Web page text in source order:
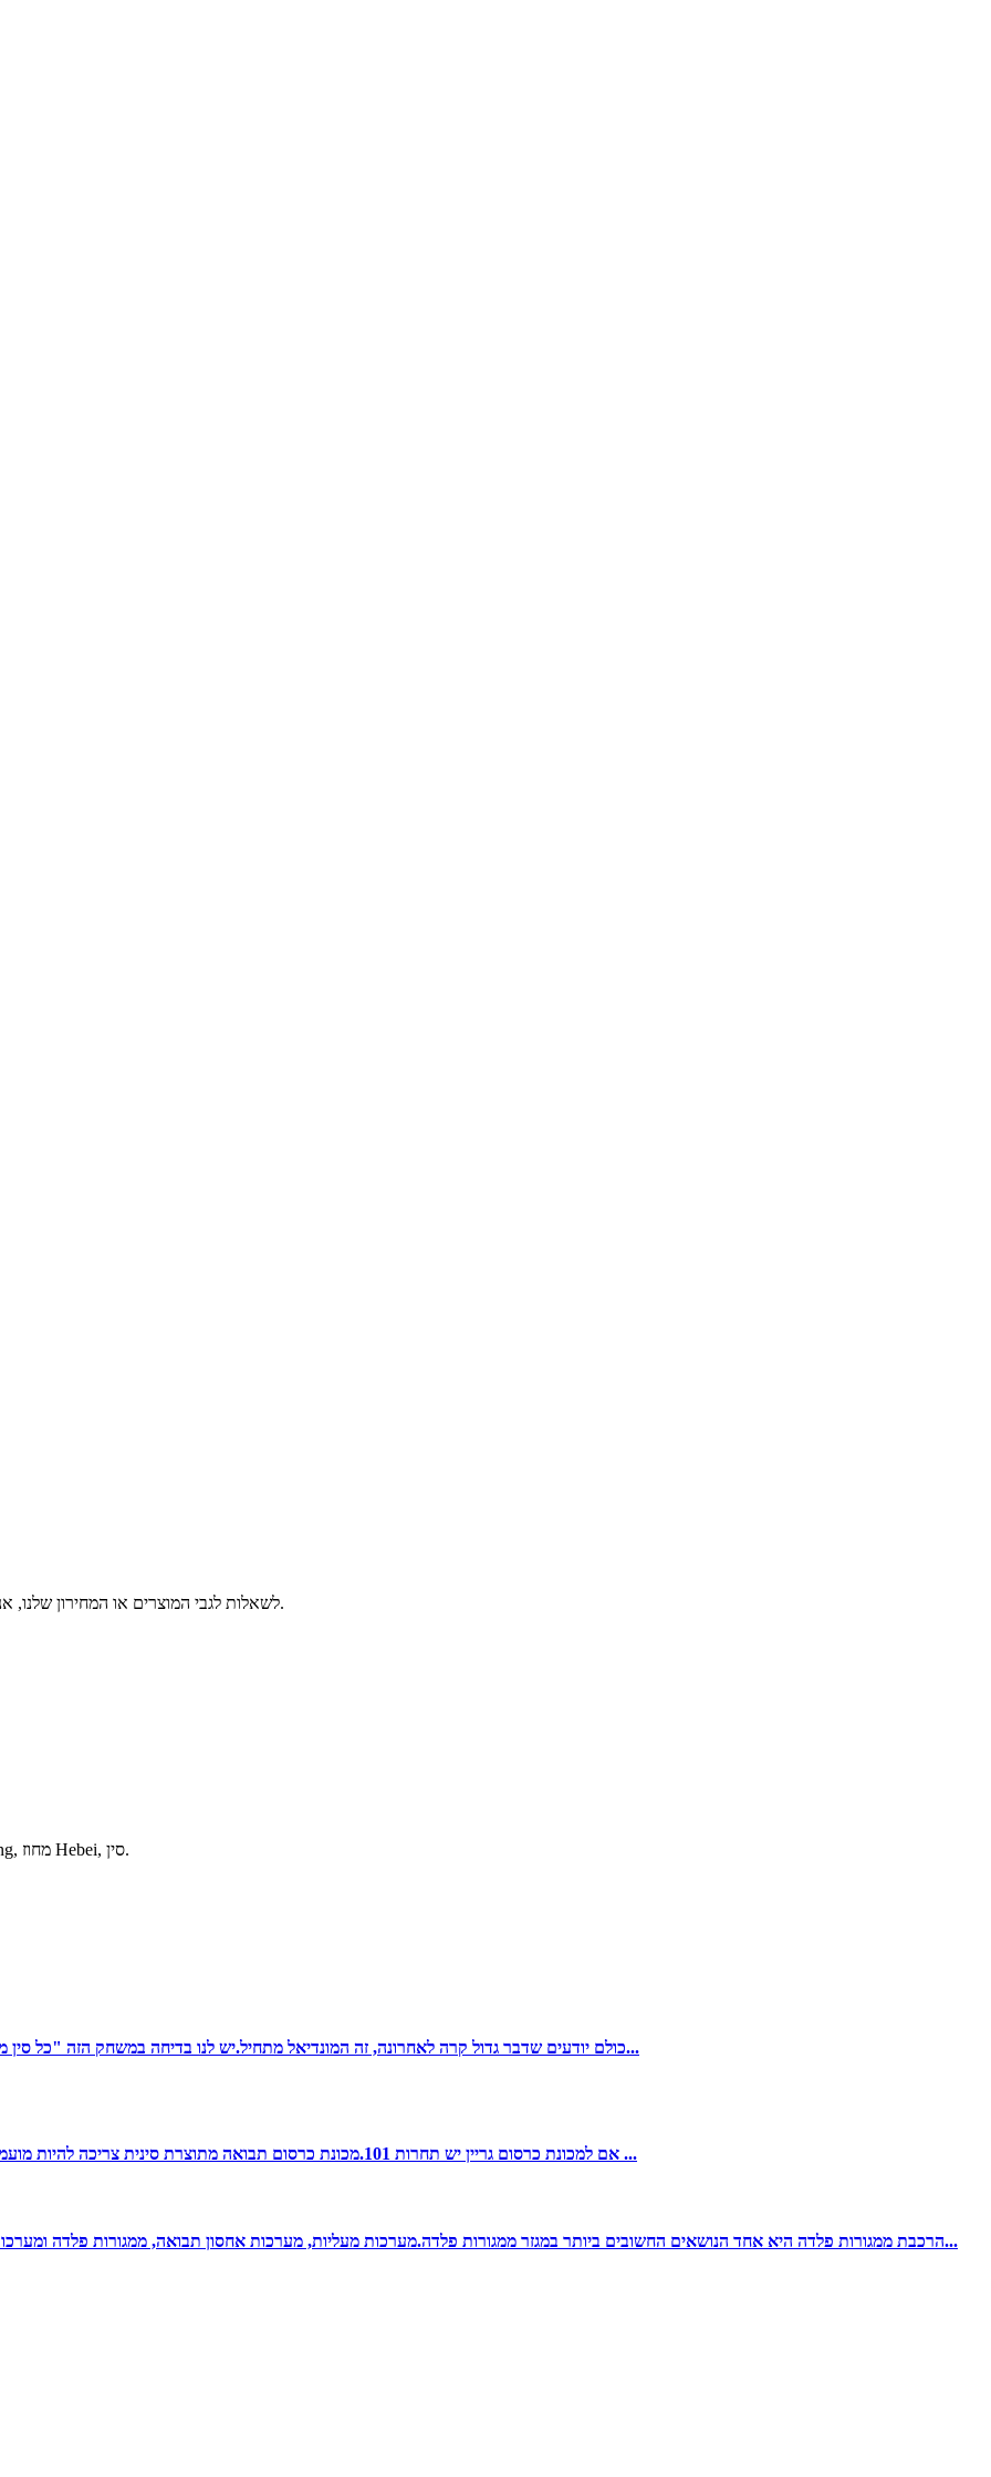
לשאלות לגבי המוצרים או המחירון שלנו, אנא הוסף וואטסאפ:+86-15031187878 ואנו ניצור איתך קשר תוך 24 שעות.
כתובת: מס' 210, רחוב Zhonghua, מחוז Xinhua, העיר Shijiazhuang, מחוז Hebei, סין.
כולם יודעים שדבר גדול קרה לאחרונה, זה המונדיאל מתחיל.יש לנו בדיחה במשחק הזה "כל סין מלבד קבוצות הכדורגל של סין השתתפו במונדיאל" למרות נבחרת סין...
אם למכונת כרסום גריין יש תחרות 101.מכונת כרסום תבואה מתוצרת סינית צריכה להיות מועמדת. למוצרים סיניים יש יתרונות גדולים כמו נפח הייצור העצום מביא ...
הרכבת ממגורות פלדה היא אחד הנושאים החשובים ביותר במגזר ממגורות פלדה.מערכות מעליות, מערכות אחסון תבואה, ממגורות פלדה ומערכות מסועים הנשלחות על ידי היצרן להרכבה מורכבות ממרכיבים רבים...